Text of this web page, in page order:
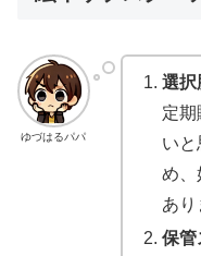
ゆづはるパパ
選択
定期
いと
め、
あり
保管